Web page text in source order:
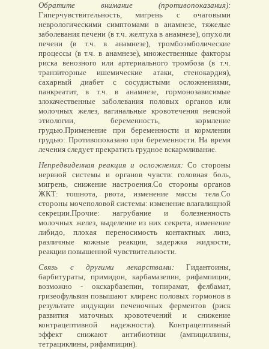
Обратите внимание (противопоказания):
Гиперчувствительность, мигрень с очаговыми
неврологическими симптомами в анамнезе, тяжелые
заболевания печени (в т.ч. желтуха в анамнезе), опухоли
печени (в т.ч. в анамнезе), тромбоэмболические
процессы (в т.ч. в анамнезе), множественные факторы
риска венозного или артериального тромбоза (в т.ч.
транзиторные ишемические атаки, стенокардия),
сахарный диабет с сосудистыми осложнениями,
панкреатит, в т.ч. в анамнезе, гормонозависимые
злокачественные заболевания половых органов или
молочных желез, вагинальные кровотечения неясной
этиологии, беременность, кормление
грудью.Применение при беременности и кормлении
грудью: Противопоказано при беременности. На время
лечения следует прекратить грудное вскармливание.
Непредвиденная реакция и осложнения:Со стороны
нервной системы и органов чувств: головная боль,
мигрень, снижение настроения.Со стороны органов
ЖКТ: тошнота, рвота, изменение массы тела.Со
стороны мочеполовой системы: изменение влагалищной
секреции.Прочие: нагрубание и болезненность
молочных желез, выделение из них секрета, изменение
либидо, плохая переносимость контактных линз,
различные кожные реакции, задержка жидкости,
реакции повышенной чувствительности.
Связь с другими лекарствами:Гидантоины,
барбитураты, примидон, карбамазепин, рифампицин,
возможно - окскарбазепин, топирамат, фелбамат,
гризеофульвин повышают клиренс половых гормонов в
результате индукции печеночных ферментов (риск
развития маточных кровотечений и снижение
контрацептивной надежности). Контрацептивный
эффект снижают антибиотики (ампициллины,
тетрациклины, рифампицин).